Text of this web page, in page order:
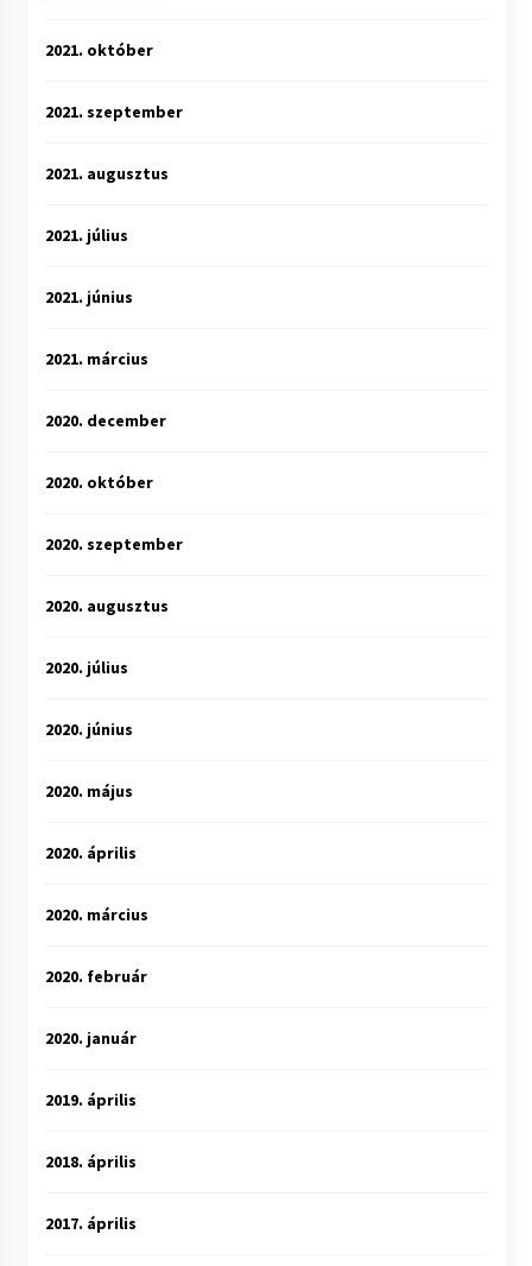
2021. október
2021. szeptember
2021. augusztus
2021. július
2021. június
2021. március
2020. december
2020. október
2020. szeptember
2020. augusztus
2020. július
2020. június
2020. május
2020. április
2020. március
2020. február
2020. január
2019. április
2018. április
2017. április